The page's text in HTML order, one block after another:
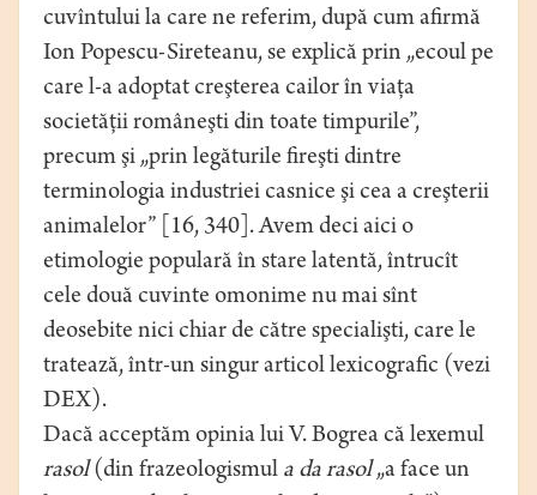
cuvîntului la care ne referim, după cum afirmă
Ion Popescu-Sireteanu, se explică prin „ecoul pe
care l-a adoptat creşterea cailor în viaţa
societăţii româneşti din toate timpurile”,
precum şi „prin legăturile fireşti dintre
terminologia industriei casnice şi cea a creşterii
animalelor” [16, 340]. Avem deci aici o
etimologie populară în stare latentă, întrucît
cele două cuvinte omonime nu mai sînt
deosebite nici chiar de către specialişti, care le
tratează, într-un singur articol lexicografic (vezi
DEX).
Dacă acceptăm opinia lui V. Bogrea că lexemul
rasol(din frazeologismul a da rasol„a face un